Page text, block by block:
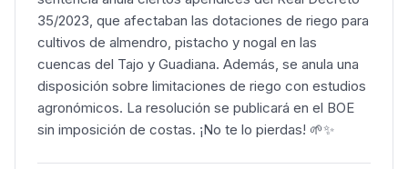
35/2023, que afectaban las dotaciones de riego para
cultivos de almendro, pistacho y nogal en las
cuencas del Tajo y Guadiana. Además, se anula una
disposición sobre limitaciones de riego con estudios
agronómicos. La resolución se publicará en el BOE
sin imposición de costas. ¡No te lo pierdas! 🌱✨